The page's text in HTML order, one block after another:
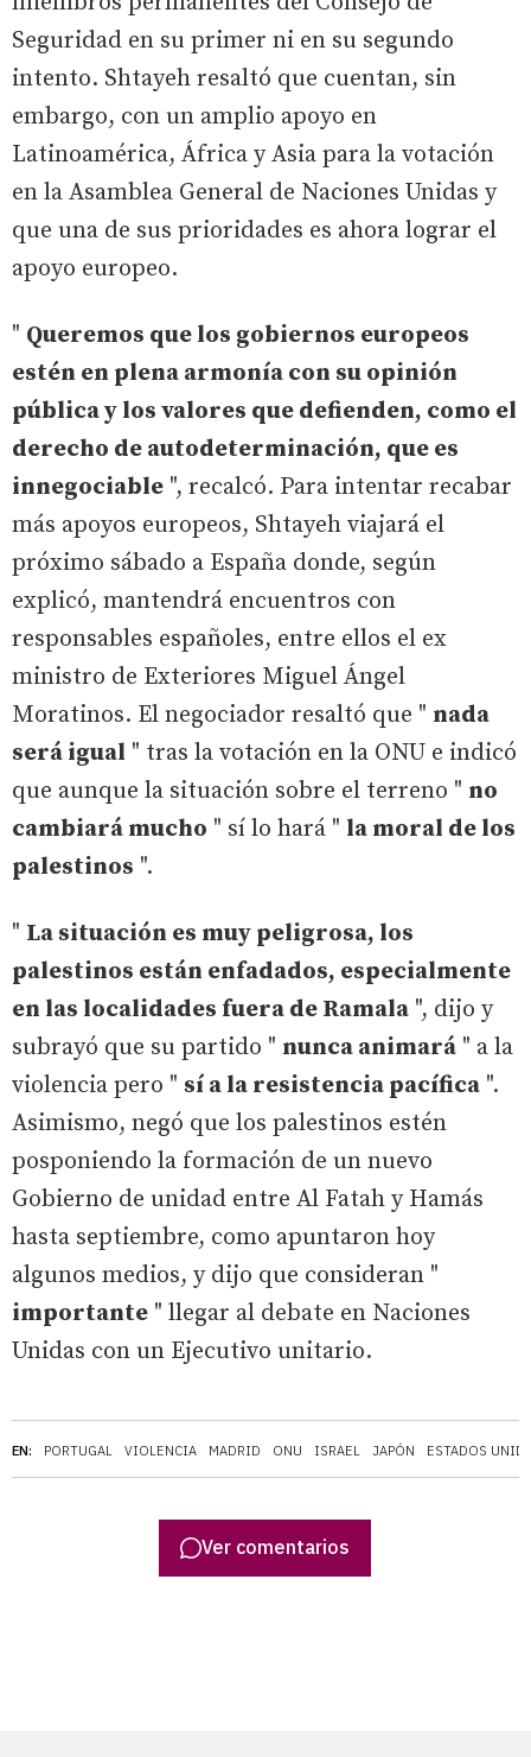
EN: PORTUGAL VIOLENCIA MADRID ONU ISRAEL JAPÓN ESTADOS
Seguridad en su primer ni en su segundo
intento. Shtayeh resaltó que cuentan, sin
embargo, con un amplio apoyo en
Latinoamérica, África y Asia para la votación
en la Asamblea General de Naciones Unidas y
que una de sus prioridades es ahora lograr el
apoyo europeo.
" Queremos que los gobiernos europeos
estén en plena armonía con su opinión
pública y los valores que defienden, como el
derecho de autodeterminación, que es
innegociable ", recalcó. Para intentar recabar
más apoyos europeos, Shtayeh viajará el
próximo sábado a España donde, según
explicó, mantendrá encuentros con
responsables españoles, entre ellos el ex
ministro de Exteriores Miguel Ángel
Moratinos. El negociador resaltó que " nada
será igual " tras la votación en la ONU e indicó
que aunque la situación sobre el terreno " no
cambiará mucho " sí lo hará " la moral de los
palestinos ".
" La situación es muy peligrosa, los
palestinos están enfadados, especialmente
en las localidades fuera de Ramala ", dijo y
subrayó que su partido " nunca animará " a la
violencia pero " sí a la resistencia pacífica ".
Asimismo, negó que los palestinos estén
posponiendo la formación de un nuevo
Gobierno de unidad entre Al Fatah y Hamás
hasta septiembre, como apuntaron hoy
algunos medios, y dijo que consideran "
importante " llegar al debate en Naciones
Unidas con un Ejecutivo unitario.
Ver comentarios